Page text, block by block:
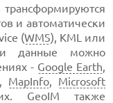
и автоматически
(WMS), KML или
данные можно
- Google Earth,
MapInfo, Microsoft
GeoIM также